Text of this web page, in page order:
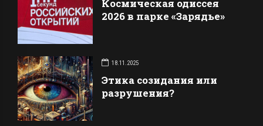
Космическая одиссея
2026 в парке «Зарядье»
18.11.2025
Этика созидания или
разрушения?